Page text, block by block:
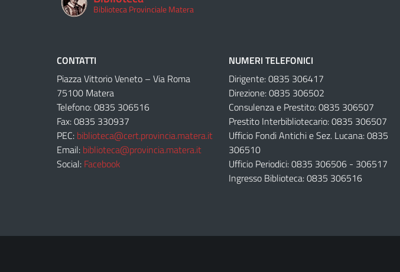
Biblioteca Provinciale Matera
CONTATTI
Piazza Vittorio Veneto – Via Roma
75100 Matera
Telefono: 0835 306516
Fax: 0835 330937
PEC: biblioteca@cert.provincia.matera.it
Email: biblioteca@provincia.matera.it
Social: Facebook
NUMERI TELEFONICI
Dirigente: 0835 306417
Direzione: 0835 306502
Consulenza e Prestito: 0835 306507
Prestito Interbibliotecario: 0835 306507
Ufficio Fondi Antichi e Sez. Lucana: 0835
306510
Ufficio Periodici: 0835 306506 - 306517
Ingresso Biblioteca: 0835 306516